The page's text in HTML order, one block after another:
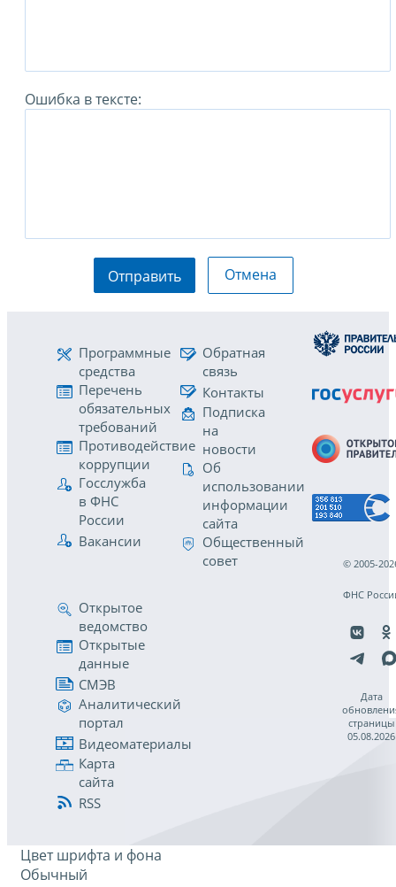
Ошибка в тексте:
Отправить Отмена
Программные
средства
Перечень
обязательных
требований
Противодействие
коррупции
Госслужба
в ФНС
России
Вакансии
Обратная
связь
Контакты
Подписка
на
новости
Об
использовании
информации
сайта
Общественный
совет
Открытое
ведомство
Открытые
данные
СМЭВ
Аналитический
портал
Видеоматериалы
Карта
сайта
RSS
© 2005-
ФНС
Дата
страницы
05.08.2026
Цвет шрифта и фона
Обычный